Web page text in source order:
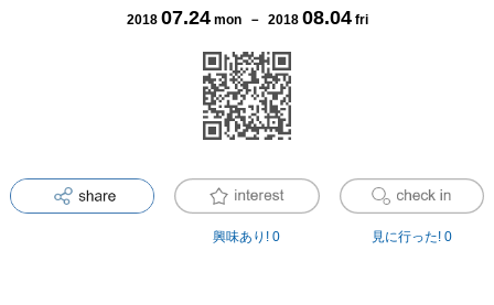
2018 07.24 mon－ 2018 08.04 fri
興味あり! 0 見に行った! 0